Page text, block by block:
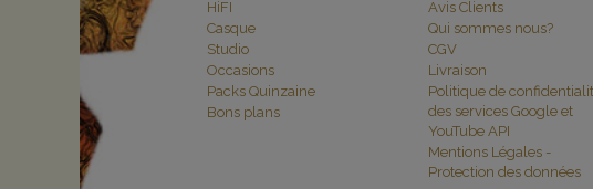
HiFI
Casque
Studio
Occasions
Packs Quinzaine
Bons plans
Avis Clients
Qui sommes nous?
CGV
Livraison
Politique de
des services Google et
YouTube API
Mentions Légales -
Protection des données